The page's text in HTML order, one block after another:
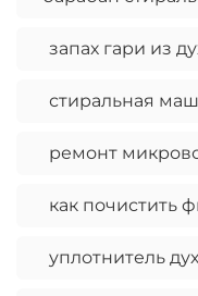
запах гари из
стиральная
ремонт
как почистить
уплотнитель